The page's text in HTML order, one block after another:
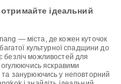
ідеальний
— міста, де кожен куточок
культурної спадщини до
безліч можливостей для
яскравими
та занурюючись у неповторний